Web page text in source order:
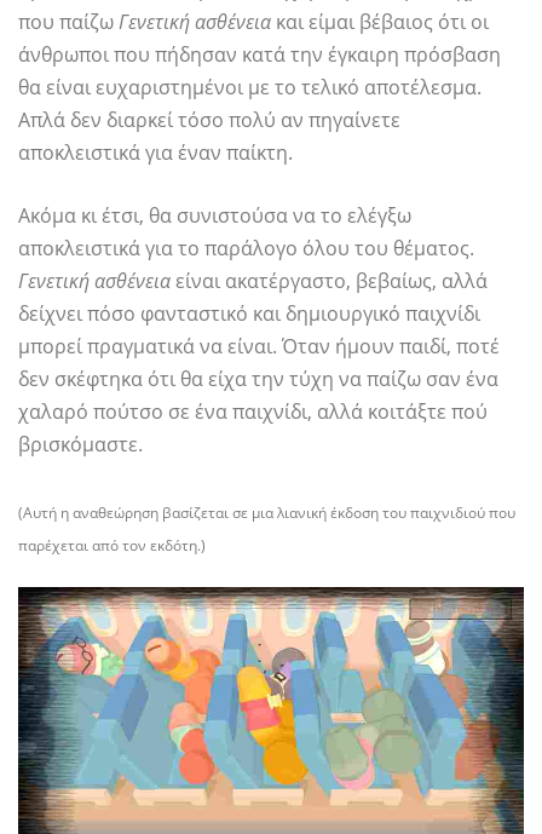
που παίζωΓενετική ασθένεια και είμαι βέβαιος ότι οι
άνθρωποι που πήδησαν κατά την έγκαιρη πρόσβαση
θα είναι ευχαριστημένοι με το τελικό αποτέλεσμα.
Απλά δεν διαρκεί τόσο πολύ αν πηγαίνετε
αποκλειστικά για έναν παίκτη.
Ακόμα κι έτσι, θα συνιστούσα να το ελέγξω
αποκλειστικά για το παράλογο όλου του θέματος.
Γενετική ασθένειαείναι ακατέργαστο, βεβαίως, αλλά
δείχνει πόσο φανταστικό και δημιουργικό παιχνίδι
μπορεί πραγματικά να είναι. Όταν ήμουν παιδί, ποτέ
δεν σκέφτηκα ότι θα είχα την τύχη να παίζω σαν ένα
χαλαρό πούτσο σε ένα παιχνίδι, αλλά κοιτάξτε πού
βρισκόμαστε.
(Αυτή η αναθεώρηση βασίζεται σε μια λιανική έκδοση του παιχνιδιού που
παρέχεται από τον εκδότη.)